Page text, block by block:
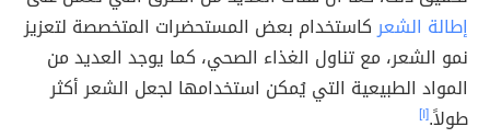
إطالة الشعركاستخدام بعض المستحضرات المتخصصة لتعزيز
نمو الشعر، مع تناول الغذاء الصحي، كما يوجد العديد من
المواد الطبيعية التي يُمكن استخدامها لجعل الشعر أكثر
طولاً.[١]